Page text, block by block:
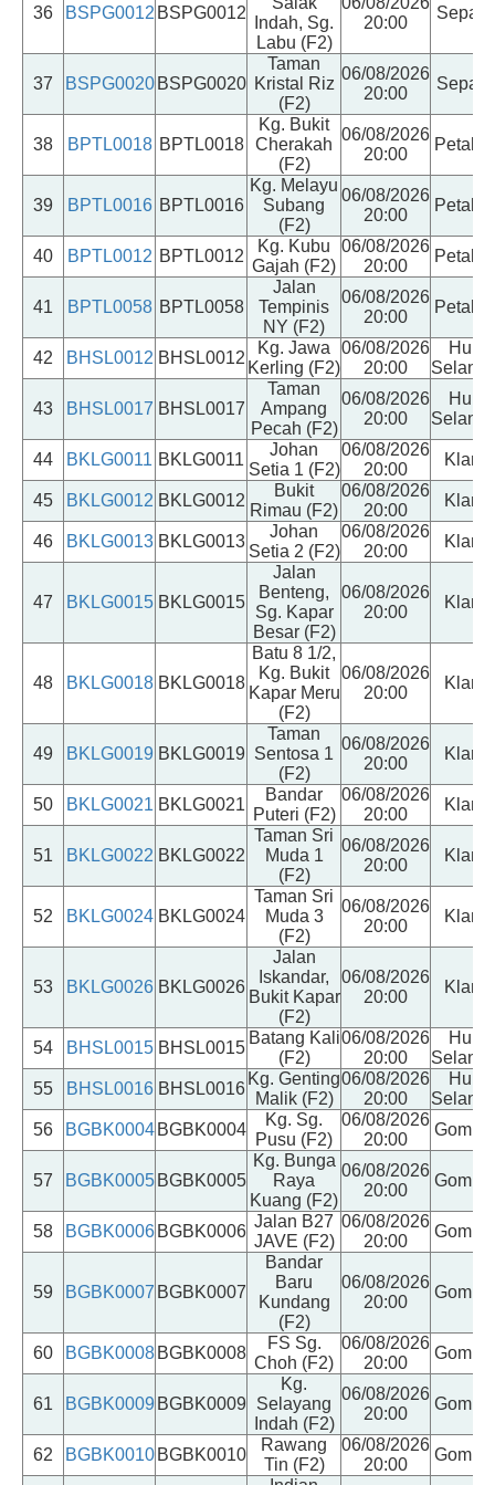
36 BSPG0012 BSPG0012
Indah, Sg.
Labu (F2)
20:00
37 BSPG0020 BSPG0020
Taman
Kristal Riz
(F2)
06/08/2026
20:00
38 BPTL0018 BPTL0018
Kg. Bukit
Cherakah
(F2)
06/08/2026
20:00
39 BPTL0016 BPTL0016
Kg. Melayu
Subang
(F2)
06/08/2026
20:00
40 BPTL0012 BPTL0012
Kg. Kubu
Gajah (F2)
06/08/2026
20:00
41 BPTL0058 BPTL0058
Jalan
Tempinis
NY (F2)
06/08/2026
20:00
42 BHSL0012 BHSL0012
Kg. Jawa
Kerling (F2)
06/08/2026
20:00
Hulu
43 BHSL0017 BHSL0017
Taman
Ampang
Pecah (F2)
06/08/2026
20:00
Hulu
44 BKLG0011 BKLG0011
Johan
Setia 1 (F2)
06/08/2026
20:00
Klang
45 BKLG0012 BKLG0012
Bukit
Rimau (F2)
06/08/2026
20:00
Klang
46 BKLG0013 BKLG0013
Johan
Setia 2 (F2)
06/08/2026
20:00
Klang
47 BKLG0015 BKLG0015
Jalan
Benteng,
Sg. Kapar
Besar (F2)
06/08/2026
20:00
Klang
48 BKLG0018 BKLG0018
Batu 8 1/2,
Kg. Bukit
Kapar Meru
(F2)
06/08/2026
20:00
Klang
49 BKLG0019 BKLG0019
Taman
Sentosa 1
(F2)
06/08/2026
20:00
Klang
50 BKLG0021 BKLG0021
Bandar
Puteri (F2)
06/08/2026
20:00
Klang
51 BKLG0022 BKLG0022
Taman Sri
Muda 1
(F2)
06/08/2026
20:00
Klang
52 BKLG0024 BKLG0024
Taman Sri
Muda 3
(F2)
06/08/2026
20:00
Klang
53 BKLG0026 BKLG0026
Jalan
Iskandar,
Bukit Kapar
(F2)
06/08/2026
20:00
Klang
54 BHSL0015 BHSL0015
Batang Kali
(F2)
06/08/2026
20:00
Hulu
55
BHSL0016 BHSL0016
Kg. Genting
Malik (F2)
06/08/2026
20:00
Hulu
56
BGBK0004 BGBK0004
Kg. Sg.
Pusu (F2)
06/08/2026
20:00
57 BGBK0005 BGBK0005
Kg. Bunga
Raya
Kuang (F2)
06/08/2026
20:00
58 BGBK0006 BGBK0006
Jalan B27
JAVE (F2)
06/08/2026
20:00
59 BGBK0007 BGBK0007
Bandar
Baru
Kundang
(F2)
06/08/2026
20:00
60 BGBK0008 BGBK0008
FS Sg.
Choh (F2)
06/08/2026
20:00
61 BGBK0009 BGBK0009
Kg.
Selayang
Indah (F2)
06/08/2026
20:00
62 BGBK0010 BGBK0010
Rawang
Tin (F2)
06/08/2026
20:00